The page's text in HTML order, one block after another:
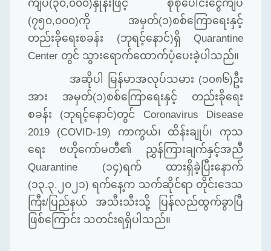
ကျပ်(၃၀,၀၀၀)နှုန်းဖြင့် စုစုပေါင်းငွေကျပ်
(၇၅၀,၀၀၀)ကို အမှတ်(၁)စစ်ကြောရေးနှင့်
တည်းခိုရေးစခန်း (ဘုရင့်နောင်)ရှိ Quarantine
Center တွင် သွားရောက်ထောက်ပံ့ပေးခဲ့ပါသည်။
အဆိုပါ မြန်မာအလုပ်သမား (၁၀၈၆)ဦး
အား အမှတ်(၁)စစ်ကြောရေးနှင့် တည်းခိုရေး
စခန်း (ဘုရင့်နောင်)တွင် Coronavirus Disease
2019 (COVID-19) ကာကွယ်၊ ထိန်းချုပ်၊ ကုသ
ရေး ဗဟိုကော်မတီ၏ ညွှန်ကြားချက်နှင့်အညီ
Quarantine (၁၄)ရက် ထားရှိခဲ့ပြီးနောက်
(၁၃.၃. ၂၀၂၁) ရက်နေ့က သက်ဆိုင်ရာ တိုင်းဒေသ
ကြီး/ ပြည်နယ် အသီးသီးသို့ ပြန်လည်ထွက်ခွာပြီ
ဖြစ်ကြောင်း သတင်းရရှိပါသည်။